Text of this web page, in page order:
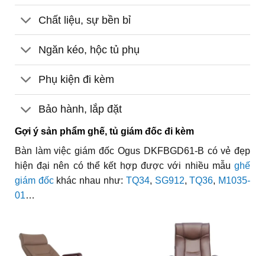
Chất liệu, sự bền bỉ
Ngăn kéo, hộc tủ phụ
Phụ kiện đi kèm
Bảo hành, lắp đặt
Gợi ý sản phẩm ghế, tủ giám đốc đi kèm
Bàn làm việc giám đốc Ogus DKFBGD61-B có vẻ đẹp
hiện đại nên có thể kết hợp được với nhiều mẫughế
giám đốckhác nhau như: TQ34, SG912,TQ36, M1035-
01…